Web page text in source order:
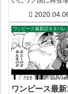
ワンピース最新話ネタバレ
ワンピース最